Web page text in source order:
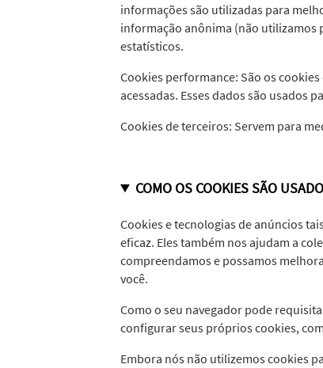
informações são utilizadas para
informação anônima (não utilizamos
estatísticos.
Cookies performance: São os
acessadas. Esses dados são usados
Cookies de terceiros: Servem para
COMO OS COOKIES SÃO
Cookies e tecnologias de anúncios
eficaz. Eles também nos ajudam a
compreendamos e possamos
você.
Como o seu navegador pode
configurar seus próprios cookies,
Embora nós não utilizemos cookies